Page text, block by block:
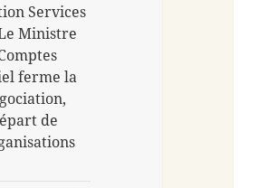
Services
Ministre
ferme la
de